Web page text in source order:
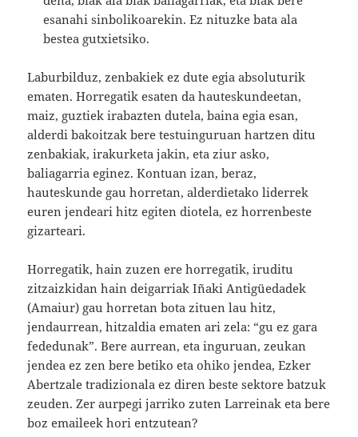
esanahi sinbolikoarekin. Ez nituzke bata ala
bestea gutxietsiko.
Laburbilduz, zenbakiek ez dute egia absoluturik
ematen. Horregatik esaten da hauteskundeetan,
maiz, guztiek irabazten dutela, baina egia esan,
alderdi bakoitzak bere testuinguruan hartzen ditu
zenbakiak, irakurketa jakin, eta ziur asko,
baliagarria eginez. Kontuan izan, beraz,
hauteskunde gau horretan, alderdietako liderrek
euren jendeari hitz egiten diotela, ez horrenbeste
gizarteari.
Horregatik, hain zuzen ere horregatik, iruditu
zitzaizkidan hain deigarriak Iñaki Antigüedadek
(Amaiur) gau horretan bota zituen lau hitz,
jendaurrean, hitzaldia ematen ari zela: “gu ez gara
fededunak”. Bere aurrean, eta inguruan, zeukan
jendea ez zen bere betiko eta ohiko jendea, Ezker
Abertzale tradizionala ez diren beste sektore batzuk
zeuden. Zer aurpegi jarriko zuten Larreinak eta bere
boz emaileek hori entzutean?